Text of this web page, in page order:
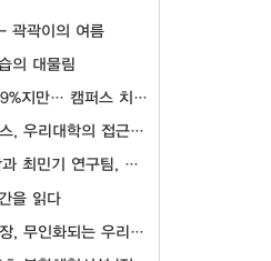
곽곽이의 여름
의 대물림
… 캠퍼스 치안 공백 여전해
리대학의 접근성을 묻다
, AI, CFD 기반 최적화 기술 개발
을 읽다
인화되는 우리 사회